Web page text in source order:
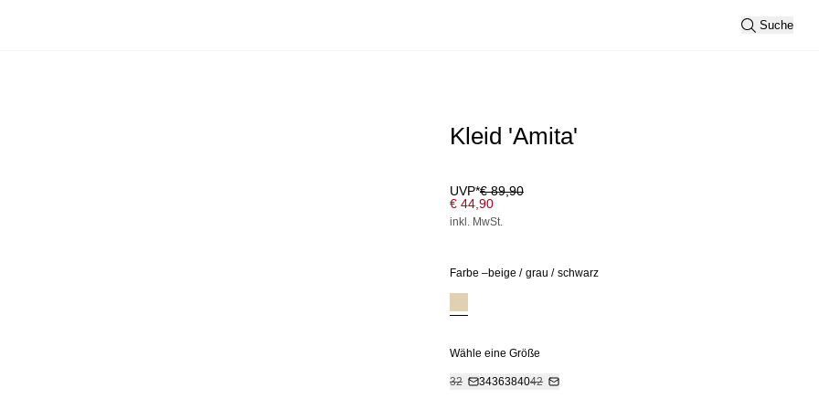
Suche
Kleid 'Amita'
UVP*€ 89,90
€ 44,90
inkl. MwSt.
Farbe –beige / grau / schwarz
Wähle eine Größe
32 3436384042